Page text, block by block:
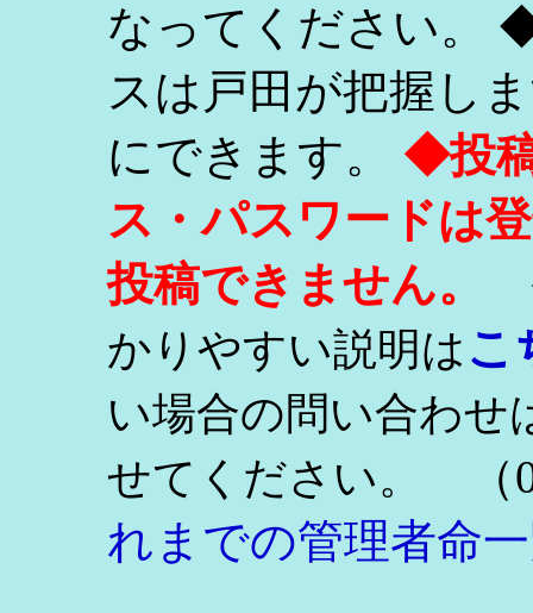
なってください。
スは戸田が把握し
にできます。 ◆投
ス・パスワードは
投稿できません。
かりやすい説明はこ
い場合の問い合わせ
せてください。
（
れまでの管理者命